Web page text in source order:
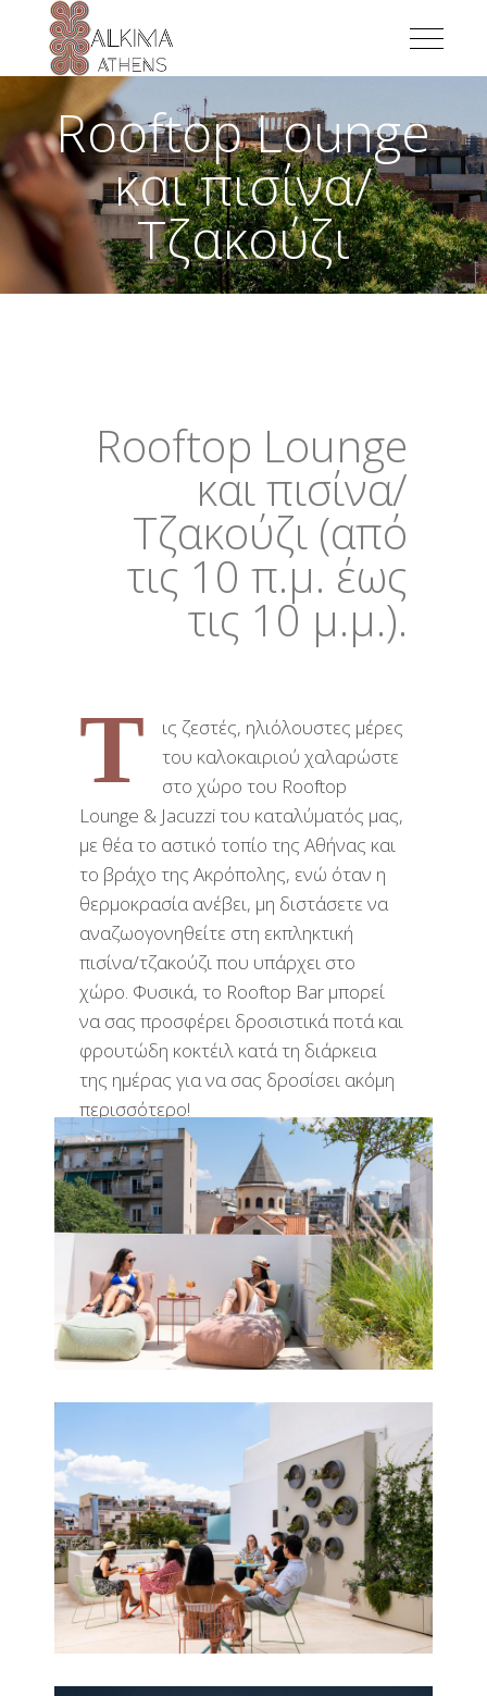
Rooftop Lounge
και πισίνα/
Τζακούζι
Rooftop Lounge
και πισίνα/
Τζακούζι (από
τις 10 π.μ. έως
τις 10 μ.μ.).
Τ
ις ζεστές, ηλιόλουστες μέρες
του καλοκαιριού χαλαρώστε
στο χώρο του Rooftop
Lounge & Jacuzzi του καταλύματός μας,
με θέα το αστικό τοπίο της Αθήνας και
το βράχο της Ακρόπολης, ενώ όταν η
θερμοκρασία ανέβει, μη διστάσετε να
αναζωογονηθείτε στη εκπληκτική
πισίνα/τζακούζι που υπάρχει στο
χώρο. Φυσικά, το Rooftop Bar μπορεί
να σας προσφέρει δροσιστικά ποτά και
φρουτώδη κοκτέιλ κατά τη διάρκεια
της ημέρας για να σας δροσίσει ακόμη
περισσότερο!